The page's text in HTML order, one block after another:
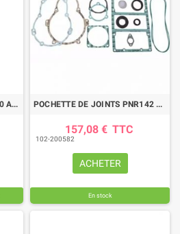
POCHETTE DE JOINT KD 6500 A KD 14000 POCHETTE DE JOINTS PNR142 M SL
157,08 € TTC
102-200582
ACHETER
En stock